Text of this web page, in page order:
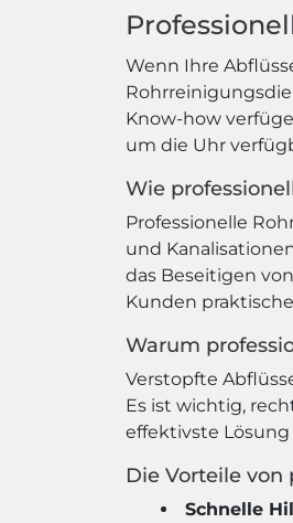
Wenn Ihre
Know-how
um die Uhr
Wie
Professionelle
und
das Beseitigen
Kunden
Warum
Verstopfte
Es ist wichtig,
effektivste
Die Vorteile
Schnelle